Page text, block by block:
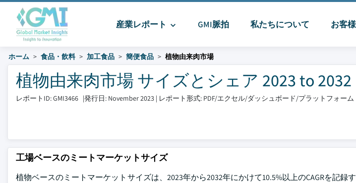
産業レポート GMI脈拍 私たちについて お客様
ホーム 食品・飲料 加工食品 簡便食品 植物由来肉市場
植物由来肉市場 サイズとシェア 2023 to 2032
レポートID: GMI3466 |発行日: November 2023 | レポート形式: PDF/エクセル/ダッシュボード/プラットフォーム
工場ベースのミートマーケットサイズ
植物ベースのミートマーケットサイズは、2023年から2032年にかけて10.5%以上のCAGRを記